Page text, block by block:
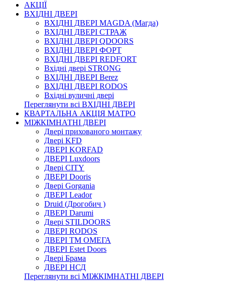
АКЦІЇ
ВХІДНІ ДВЕРІ
ВХІДНІ ДВЕРІ МAGDA (Магда)
ВХІДНІ ДВЕРІ СТРАЖ
ВХІДНІ ДВЕРІ QDOORS
ВХІДНІ ДВЕРІ ФОРТ
ВХІДНІ ДВЕРІ REDFORT
Вхідні двері STRONG
ВХІДНІ ДВЕРІ Berez
ВХІДНІ ДВЕРІ RODOS
Вхідні вуличні двері
Переглянути всі ВХІДНІ ДВЕРІ
КВАРТАЛЬНА АКЦІЯ МАТРО
МІЖКІМНАТНІ ДВЕРІ
Двері прихованого монтажу
Двері KFD
ДВЕРІ KORFAD
ДВЕРІ Luxdoors
Двері CITY
ДВЕРІ Dooris
Двері Gorgania
ДВЕРІ Leador
Druid (Дрогобич )
ДВЕРІ Darumi
Двері STILDOORS
ДВЕРІ RODOS
ДВЕРІ ТМ ОМЕГА
ДВЕРІ Estet Doors
Двері Брама
ДВЕРІ НСД
Переглянути всі МІЖКІМНАТНІ ДВЕРІ